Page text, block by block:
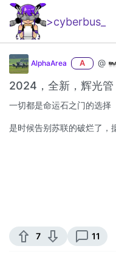
>cyberbus
AlphaArea A @
2024，全新，辉光管
一切都是命运石之门的选择
是时候告别苏联的破烂了，
7 11